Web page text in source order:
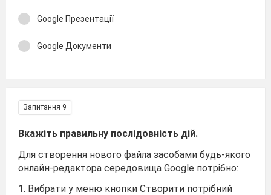
Google Презентації
Google Документи
Запитання 9
Вкажіть правильну послідовність дій.
Для створення нового файла засобами будь-якого
онлайн-редактора середовища Google потрібно:
1. Вибрати у меню кнопки Створити потрібний